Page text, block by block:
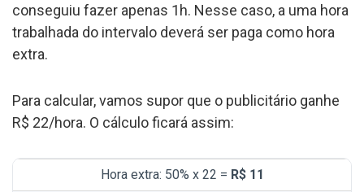
conseguiu fazer apenas 1h. Nesse caso, a uma hora
trabalhada do intervalo deverá ser paga como hora
extra.
Para calcular, vamos supor que o publicitário ganhe
R$ 22/hora. O cálculo ficará assim:
Hora extra: 50% x 22 = R$ 11